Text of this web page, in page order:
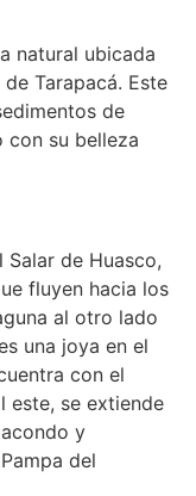
natural ubicada
Tarapacá. Este
de
con su belleza
de Huasco,
fluyen hacia los
al otro lado
una joya en el
con el
este, se extiende
y
del